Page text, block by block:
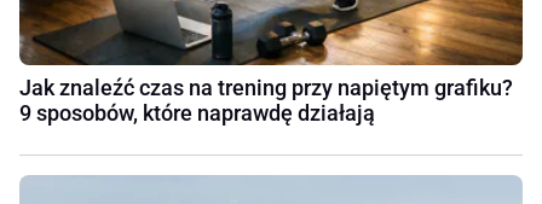
Jak znaleźć czas na trening przy napiętym grafiku?
9 sposobów, które naprawdę działają